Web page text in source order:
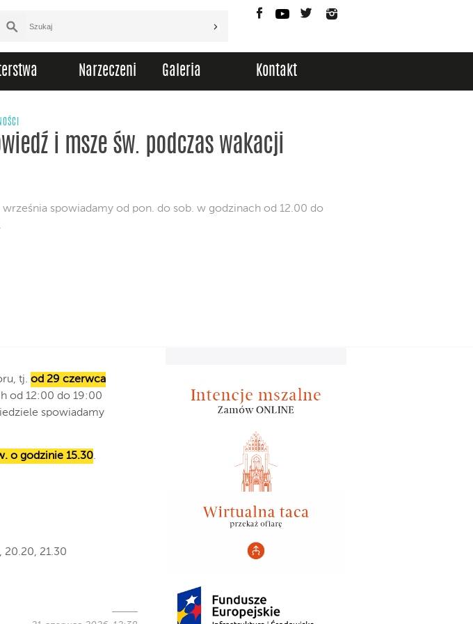
FacebookYouTubeTwitter
Narzeczeni Galeria Kontakt
i msze św. podczas wakacji
września spowiadamy od pon. do sob. w godzinach od 12.00 do
tj. od 29 czerwca
od 12:00 do 19:00
spowiadamy
o godzinie 15.30.
20.20, 21.30